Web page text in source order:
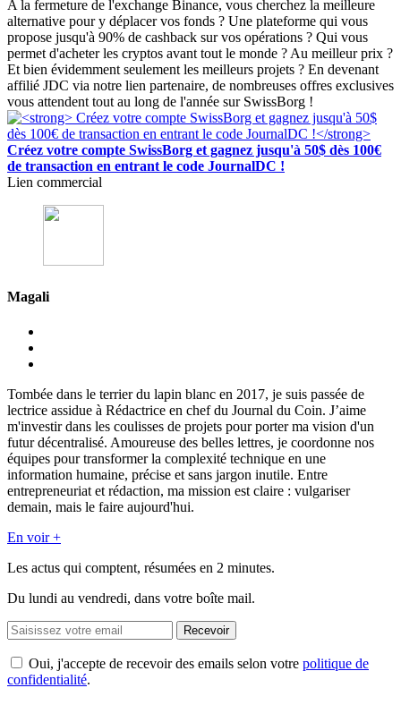
A la fermeture de l'exchange Binance, vous cherchez la meilleure
alternative pour y déplacer vos fonds ? Une plateforme qui vous
propose jusqu'à 90% de cashback sur vos opérations ? Qui vous
permet d'acheter les cryptos avant tout le monde ? Au meilleur prix ?
Et bien évidemment seulement les meilleurs projets ? En devenant
affilié JDC via notre lien partenaire, de nombreuses offres exclusives
vous attendent tout au long de l'année sur SwissBorg !
Créez votre compte SwissBorg et gagnez jusqu'à 50$ dès 100€
de transaction en entrant le code JournalDC !
Lien commercial
Magali
Tombée dans le terrier du lapin blanc en 2017, je suis passée de
lectrice assidue à Rédactrice en chef du Journal du Coin. J’aime
m'investir dans les coulisses de projets pour porter ma vision d'un
futur décentralisé. Amoureuse des belles lettres, je coordonne nos
équipes pour transformer la complexité technique en une
information humaine, précise et sans jargon inutile. Entre
entrepreneuriat et rédaction, ma mission est claire : vulgariser
demain, mais le faire aujourd'hui.
En voir +
Les actus qui comptent, résumées en 2 minutes.
Du lundi au vendredi, dans votre boîte mail.
Recevoir
Oui, j'accepte de recevoir des emails selon votre politique de
confidentialité.